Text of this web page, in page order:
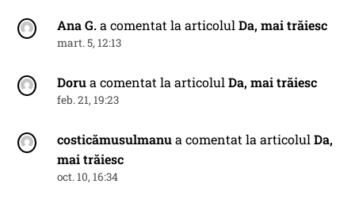
Ana G.a comentat la articolulDa, mai trăiesc
mart. 5, 12:13
Dorua comentat la articolulDa, mai trăiesc
feb. 21, 19:23
costicămusulmanua comentat la articolulDa,
mai trăiesc
oct. 10, 16:34